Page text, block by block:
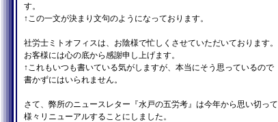
す。
↑この一文が決まり文句のようになっております。
社労士ミトオフィスは、お陰様で忙しくさせていただいております。
お客様には心の底から感謝申し上げます。
↑これもいつも書いている気がしますが、本当にそう思っているので
書かずにはいられません。
さて、弊所のニュースレター『水戸の五労考』は今年から思い切って
様々リニューアルすることにしました。